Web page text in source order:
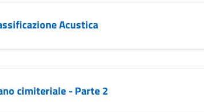
Acustica
cimiteriale - Parte 2